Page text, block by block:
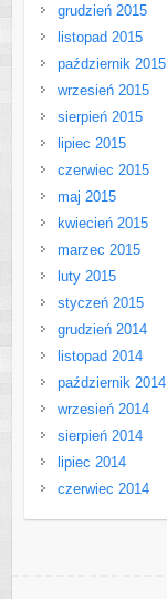
grudzień 2015
listopad 2015
październik 2015
wrzesień 2015
sierpień 2015
lipiec 2015
czerwiec 2015
maj 2015
kwiecień 2015
marzec 2015
luty 2015
styczeń 2015
grudzień 2014
listopad 2014
październik 2014
wrzesień 2014
sierpień 2014
lipiec 2014
czerwiec 2014